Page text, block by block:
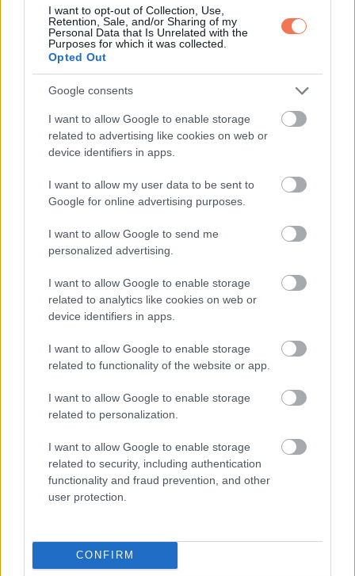
I want to opt-out of Collection, Use,
Retention, Sale, and/or Sharing of my
Personal Data that Is Unrelated with the
Purposes for which it was collected.
Opted Out
Google consents
I want to allow Google to enable storage
related to advertising like cookies on web or
device identifiers in apps.
I want to allow my user data to be sent to
Google for online advertising purposes.
I want to allow Google to send me
personalized advertising.
I want to allow Google to enable storage
related to analytics like cookies on web or
device identifiers in apps.
I want to allow Google to enable storage
related to functionality of the website or app.
I want to allow Google to enable storage
related to personalization.
I want to allow Google to enable storage
related to security, including authentication
functionality and fraud prevention, and other
user protection.
CONFIRM
mondják el egy megbízható felnőttnek, ahogy ő is mondta:
„Nem tudom eléggé hangsúlyozni a gyerekeknek, hogy
mondják el valakinek, a szüleiknek vagy egy másik
megbízható felnőttnek. Egyszerűen el kell mondaniuk
nagyobb hatalmuk lenne, mint valójában.